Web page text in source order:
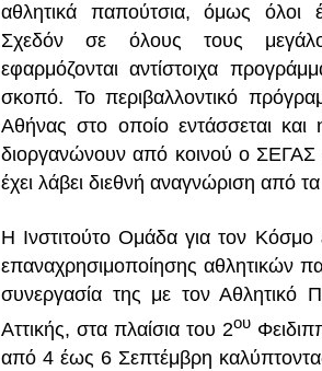
αθλητικά παπούτσια, όμως όλοι
Σχεδόν σε όλους τους
εφαρμόζονται αντίστοιχα
σκοπό. Το περιβαλλοντικό
Αθήνας στο οποίο εντάσσεται
διοργανώνουν από κοινού ο ΣΕΓΑΣ
έχει λάβει διεθνή αναγνώριση από
Η Ινστιτούτο Ομάδα για τον Κόσμο
επαναχρησιμοποίησης αθλητικών
συνεργασία της με τον Αθλητικό
Αττικής, στα πλαίσια του 2ου
από 4 έως 6 Σεπτέμβρη